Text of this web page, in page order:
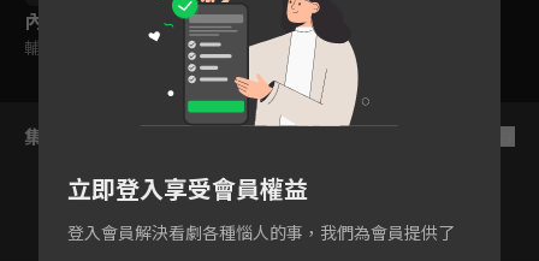
內容標籤
輔導十二歲級
集數列表
立即登入享受會員權益
登入會員解決看劇各種惱人的事，我們為會員提供了